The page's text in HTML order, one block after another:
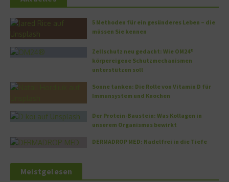
5 Methoden für ein gesünderes Leben – die
müssen Sie kennen
Zellschutz neu gedacht: Wie OM24®
körpereigene Schutzmechanismen
unterstützen soll
Sonne tanken: Die Rolle von Vitamin D für
Immunsystem und Knochen
Der Protein-Baustein: Was Kollagen in
unserem Organismus bewirkt
DERMADROP MED: Nadelfrei in die Tiefe
Meistgelesen